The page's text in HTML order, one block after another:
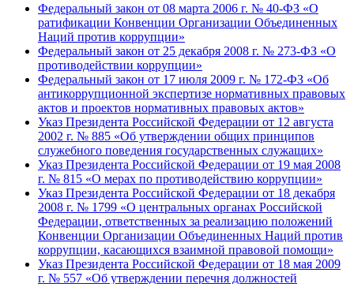
Федеральный закон от 08 марта 2006 г. № 40-ФЗ «О
ратификации Конвенции Организации Объединенных
Наций против коррупции»
Федеральный закон от 25 декабря 2008 г. № 273-ФЗ «О
противодействии коррупции»
Федеральный закон от 17 июля 2009 г. № 172-ФЗ «Об
антикоррупционной экспертизе нормативных правовых
актов и проектов нормативных правовых актов»
Указ Президента Российской Федерации от 12 августа
2002 г. № 885 «Об утверждении общих принципов
служебного поведения государственных служащих»
Указ Президента Российской Федерации от 19 мая 2008
г. № 815 «О мерах по противодействию коррупции»
Указ Президента Российской Федерации от 18 декабря
2008 г. № 1799 «О центральных органах Российской
Федерации, ответственных за реализацию положений
Конвенции Организации Объединенных Наций против
коррупции, касающихся взаимной правовой помощи»
Указ Президента Российской Федерации от 18 мая 2009
г. № 557 «Об утверждении перечня должностей